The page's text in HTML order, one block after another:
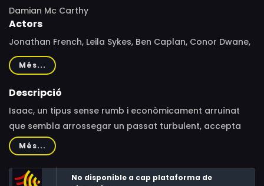
Damian Mc Carthy
Actors
Jonathan French, Leila Sykes, Ben Caplan, Conor Dwane,
Inma Pavon
Més...
Descripció
Isaac, un tipus sense rumb i econòmicament arruïnat
que sembla arrossegar un passat turbulent, accepta
una estranya feina: cuidar de la –mentalment inestable–
neboda d’un conegut en una casa apartada del món.
Més...
No disponible a cap plataforma de